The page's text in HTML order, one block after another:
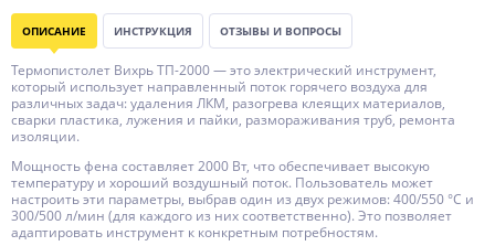
ОПИСАНИЕ ИНСТРУКЦИЯ ОТЗЫВЫ И ВОПРОСЫ
Термопистолет Вихрь ТП-2000 — это электрический инструмент,
который использует направленный поток горячего воздуха для
различных задач: удаления ЛКМ, разогрева клеящих материалов,
сварки пластика, лужения и пайки, размораживания труб, ремонта
изоляции.
Мощность фена составляет 2000 Вт, что обеспечивает высокую
температуру и хороший воздушный поток. Пользователь может
настроить эти параметры, выбрав один из двух режимов: 400/550 °C и
300/500 л/мин (для каждого из них соответственно). Это позволяет
адаптировать инструмент к конкретным потребностям.